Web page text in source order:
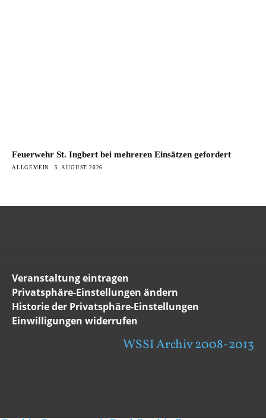
Feuerwehr St. Ingbert bei mehreren Einsätzen gefordert
ALLGEMEIN 5. AUGUST 2026
Veranstaltung eintragen
Privatsphäre-Einstellungen ändern
Historie der Privatsphäre-Einstellungen
Einwilligungen widerrufen
WSSI Archiv 2008-2013